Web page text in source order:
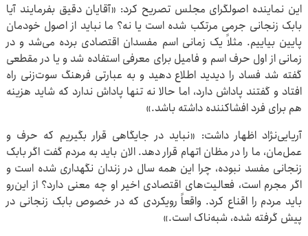
این نماینده اصولگرای مجلس تصریح کرد: «آقایان دقیق بفرمایند آیا
بابک زنجانی جرمی مرتکب شده است یا نه؟ ما نباید از اصول خودمان
پایین بیاییم. مثلاً یک زمانی اسم مفسدان اقتصادی برده می‌شد و در
زمانی از اول حرف اسم و فامیل برای معرفی استفاده شد و یا در مقطعی
گفته شد فساد را دیدید اطلاع دهید و به عبارتی فرهنگ سوت‌زنی راه
افتاد و گفتند پاداش دارد، اما حالا نه تنها پاداش ندارد که شاید هزینه
هم برای فرد افشاکننده داشته باشد.»
آریایی‌نژاد اظهار داشت: «نباید در جایگاهی قرار بگیریم که حرف و
عمل‌مان، ما را در مظان اتهام قرار دهد. الان باید به مردم گفت اگر بابک
زنجانی مفسد نبوده، چرا این همه سال در زندان نگهداری شده است و
اگر مجرم است، فعالیت‌های اقتصادی اخیر او چه معنی دارد؟ از این‌رو
باید مردم را اقناع کرد. واقعاً رویکردی که در خصوص بابک زنجانی در
پیش گرفته شده، شبه‌ناک است.»